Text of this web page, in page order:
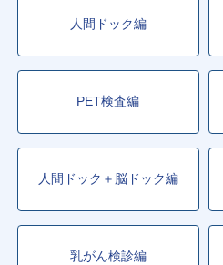
人間ドック編
PET検査編
人間ドック＋脳ドック編
乳がん検診編